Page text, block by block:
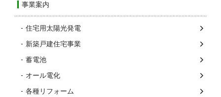
事業案内
住宅用太陽光発電
新築戸建住宅事業
蓄電池
オール電化
各種リフォーム